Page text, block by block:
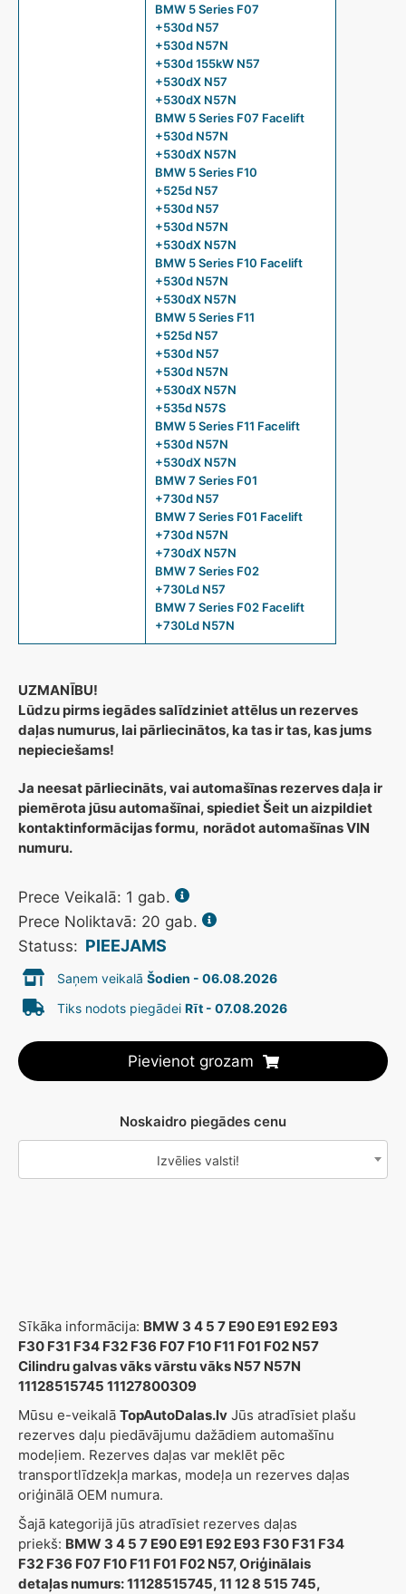
BMW 5 Series F07
+530d N57
+530d N57N
+530d 155kW N57
+530dX N57
+530dX N57N
BMW 5 Series F07 Facelift
+530d N57N
+530dX N57N
BMW 5 Series F10
+525d N57
+530d N57
+530d N57N
+530dX N57N
BMW 5 Series F10 Facelift
+530d N57N
+530dX N57N
BMW 5 Series F11
+525d N57
+530d N57
+530d N57N
+530dX N57N
+535d N57S
BMW 5 Series F11 Facelift
+530d N57N
+530dX N57N
BMW 7 Series F01
+730d N57
BMW 7 Series F01 Facelift
+730d N57N
+730dX N57N
BMW 7 Series F02
+730Ld N57
BMW 7 Series F02 Facelift
+730Ld N57N
UZMANĪBU!
Lūdzu pirms iegādes salīdziniet attēlus un rezerves
daļas numurus, lai pārliecinātos, ka tas ir tas, kas jums
nepieciešams!
Ja neesat pārliecināts, vai automašīnas rezerves daļa ir
piemērota jūsu automašīnai, spiediet Šeit un aizpildiet
kontaktinformācijas formu, norādot automašīnas VIN
numuru.
Prece Veikalā: 1 gab.
Prece Noliktavā: 20 gab.
Statuss: PIEEJAMS
Saņem veikalā Šodien - 06.08.2026
Tiks nodots piegādei Rīt - 07.08.2026
Pievienot grozam
Noskaidro piegādes cenu
Izvēlies valsti!
Sīkāka informācija: BMW 3 4 5 7 E90 E91 E92 E93
F30 F31 F34 F32 F36 F07 F10 F11 F01 F02 N57
Cilindru galvas vāks vārstu vāks N57 N57N
11128515745 11127800309
Mūsu e-veikalā TopAutoDalas.lv Jūs atradīsiet plašu
rezerves daļu piedāvājumu dažādiem automašīnu
modeļiem. Rezerves daļas var meklēt pēc
transportlīdzekļa markas, modeļa un rezerves daļas
oriģinālā OEM numura.
Šajā kategorijā jūs atradīsiet rezerves daļas
priekš: BMW 3 4 5 7 E90 E91 E92 E93 F30 F31 F34
F32 F36 F07 F10 F11 F01 F02 N57, Oriģinālais
detaļas numurs: 11128515745, 11 12 8 515 745,